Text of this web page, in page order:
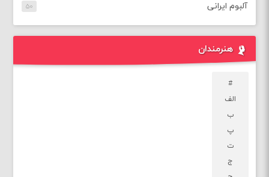
آلبوم ایرانی ۵۰
هنرمندان
#
الف
ب
پ
ت
ج